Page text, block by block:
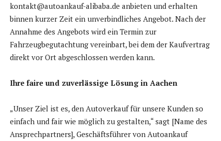
kontakt@autoankauf-alibaba.de anbieten und erhalten
binnen kurzer Zeit ein unverbindliches Angebot. Nach der
Annahme des Angebots wird ein Termin zur
Fahrzeugbegutachtung vereinbart, bei dem der Kaufvertrag
direkt vor Ort abgeschlossen werden kann.
Ihre faire und zuverlässige Lösung in Aachen
„Unser Ziel ist es, den Autoverkauf für unsere Kunden so
einfach und fair wie möglich zu gestalten,“ sagt [Name des
Ansprechpartners], Geschäftsführer von Autoankauf